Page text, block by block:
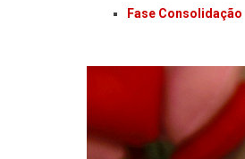
Fase Consolidação